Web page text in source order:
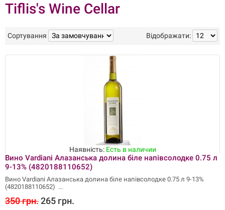
Tiflis's Wine Cellar
Відображати:
Сортування
Наявність: Есть в наличии
Вино Vardiani Алазанська долина біле напівсолодке 0.75 л
9-13% (4820188110652)
Вино Vardiani Алазанська долина біле напівсолодке 0.75 л 9-13%
(4820188110652)
350 грн.265 грн.